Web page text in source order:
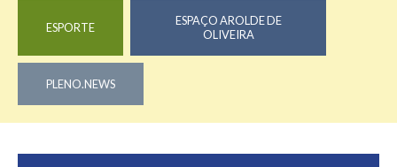
ESPORTE
ESPAÇO AROLDE DE
OLIVEIRA
PLENO.NEWS